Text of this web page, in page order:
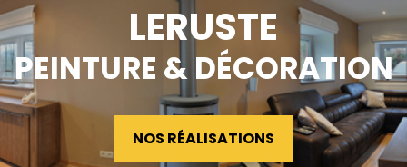
LERUSTE
PEINTURE & DÉCORATION
NOS RÉALISATIONS